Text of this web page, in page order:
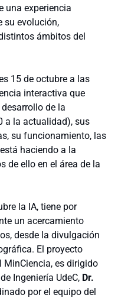
una experiencia
su evolución,
ámbitos del
15 de octubre a las
interactiva que
de la
a la actualidad), sus
su funcionamiento, las
haciendo a la
de ello en el área de la
la IA, tiene por
un acercamiento
desde la divulgación
El proyecto
MinCiencia, es dirigido
Ingeniería UdeC, Dr.
por el equipo del